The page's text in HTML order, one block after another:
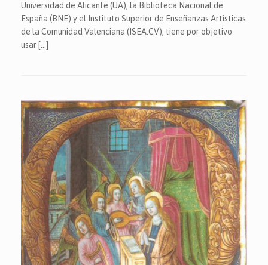
Universidad de Alicante (UA), la Biblioteca Nacional de
España (BNE) y el Instituto Superior de Enseñanzas Artísticas
de la Comunidad Valenciana (ISEA.CV), tiene por objetivo
usar […]